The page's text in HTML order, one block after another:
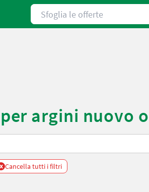
Sfoglia le offerte
argini nuovo
Cancella tutti i filtri